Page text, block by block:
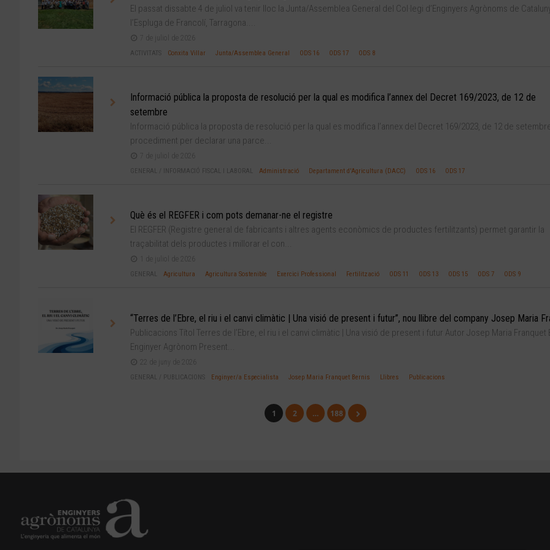
El passat dissabte 4 de juliol va tenir lloc la Junta/Assemblea General del Col·legi d’Enginyers Agrònoms de
l’Espluga de Francolí, Tarragona....
7 de juliol de 2026
ACTIVITATS Conxita Villar Junta/Assemblea General ODS 16 ODS 17 ODS 8
Informació pública la proposta de resolució per la qual es modifica l’annex del Decret 169/2023, de 12 de
setembre
Informació pública la proposta de resolució per la qual es modifica l’annex del Decret 169/2023, de 12 de
procediment per declarar una parce...
7 de juliol de 2026
GENERAL INFORMACIÓ FISCAL I LABORAL Administració Departament d'Agricultura (DACC) ODS 16 ODS 17
Què és el REGFER i com pots demanar-ne el registre
El REGFER (Registre general de fabricants i altres agents econòmics de productes fertilitzants) permet garantir la
traçabilitat dels productes i millorar el con...
1 de juliol de 2026
GENERAL Agricultura Agricultura Sostenible Exercici Professional Fertilització ODS 11 ODS 13 ODS 15 ODS 7 ODS 9
“Terres de l’Ebre, el riu i el canvi climàtic | Una visió de present i futur”, nou llibre del company Josep Maria
Publicacions Títol Terres de l’Ebre, el riu i el canvi climàtic | Una visió de present i futur Autor Josep Maria Franquet
Enginyer Agrònom Present...
22 de juny de 2026
GENERAL PUBLICACIONS Enginyer/a Especialista Josep Maria Franquet Bernis Llibres Publicacions
1 2 … 188